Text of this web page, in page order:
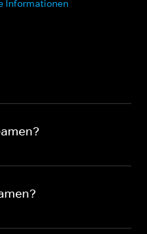
Informationen